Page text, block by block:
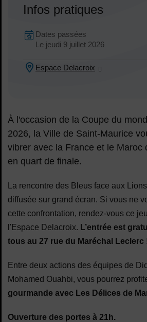
Infos pratiques
Dates :
Dates en cours
Dates passées
Le jeudi 9 juillet 2026
Lieu :
Espace Delacroix
À l'occasion de la Coupe du
2026, la Ville de Saint-Maurice
vibrer avec la France et le Maroc
en quart de finale.
La rencontre des Bleus face aux
diffusée sur grand écran. Si vous ne
cette confrontation, rendez-vous ce
l'Espace Delacroix. L’entrée est
tous au 27 rue du Maréchal Leclerc
Entre deux actions des équipes de
Mohamed Ouahbi, vous pourrez
gourmande avec Les Délices de
Ouverture des portes à 21h.